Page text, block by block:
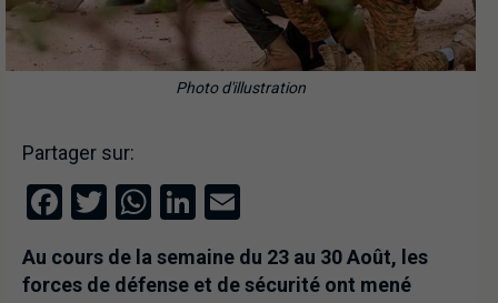
Photo d'illustration
Partager sur:
Facebook
Twitter
WhatsApp
LinkedIn
Au cours de la semaine du 23 au 30 Août, les
forces de défense et de sécurité ont mené